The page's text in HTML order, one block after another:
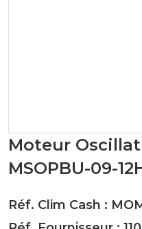
Moteur
MSOPBU-09-
Réf. Clim Cash :